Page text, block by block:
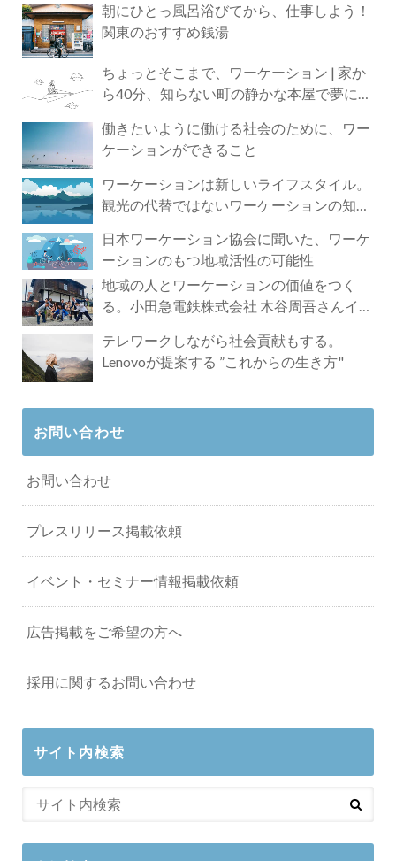
朝にひとっ風呂浴びてから、仕事しよう！
関東のおすすめ銭湯
ちょっとそこまで、ワーケーション | 家か
ら40分、知らない町の静かな本屋で夢に近
働きたいように働ける社会のために、ワー
ケーションができること
ワーケーションは新しいライフスタイル。
観光の代替ではないワーケーションの知ら
日本ワーケーション協会に聞いた、ワーケ
ーションのもつ地域活性の可能性
地域の人とワーケーションの価値をつく
る。小田急電鉄株式会社 木谷周吾さんイン
テレワークしながら社会貢献もする。
Lenovoが提案する ”これからの生き方"
お問い合わせ
お問い合わせ
プレスリリース掲載依頼
イベント・セミナー情報掲載依頼
広告掲載をご希望の方へ
採用に関するお問い合わせ
サイト内検索